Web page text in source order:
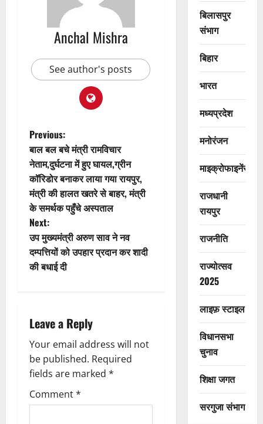
Anchal Mishra
See author's posts
P
o
s
t
n
a
i
g
a
t
i
Previous:
बाल बल बचे मंत्री रामविचार
नेताम,दुर्घटना में हुए घायल,ग्रीन
कॉरिडोर बनाकर लाया गया रायपुर,
मंत्री की हालत खतरे से बाहर, मंत्री
के समर्थक पहुँचे अस्पताल
Next:
उप मुख्यमंत्री अरुण साव ने नव
दम्पत्तियों को उपहार प्रदान कर शादी
की बधाई दी
Leave a Reply
Your email address will not
be published. Required
fields are marked *
Comment*
बिलासपुर
संभाग
बिहार
भारत
मध्यप्रदेश
मनोरंजन
माइक्रोफाइनेंस
राजधानी
रायपुर
राजनीति
राज्योत्सव
2025
लाइफ़ स्टाइल
विधानसभा
चुनाव
शिक्षा जगत
सरगुजा संभाग